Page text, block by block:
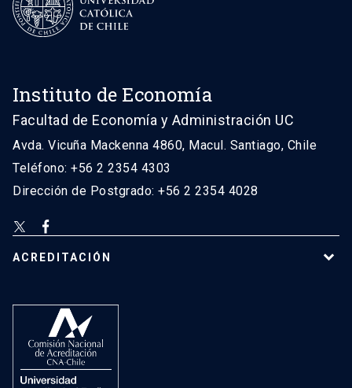
Instituto de Economía
Facultad de Economía y Administración UC
Avda. Vicuña Mackenna 4860, Macul. Santiago, Chile
Teléfono: +56 2 2354 4303
Dirección de Postgrado: +56 2 2354 4028
ACREDITACIÓN